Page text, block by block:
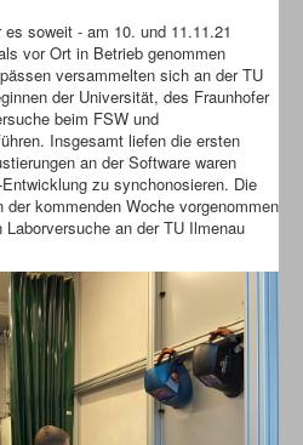
soweit - am 10. und 11.11.21
vor Ort in Betrieb genommen
versammelten sich an der TU
der Universität, des Fraunhofer
beim FSW und
Insgesamt liefen die ersten
an der Software waren
zu synchonosieren. Die
kommenden Woche vorgenommen
an der TU Ilmenau